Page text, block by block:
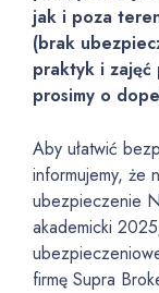
jak i poza
(brak
praktyk i zajęć
prosimy o
Aby ułatwić
informujemy, że
ubezpieczenie
akademicki
firmę Supra